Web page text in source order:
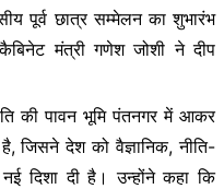
e
पूर्व छात्र सम्मेलन का शुभारंभ
मंत्री गणेश जोशी ने दीप
की पावन भूमि पंतनगर में आकर
जिसने देश को वैज्ञानिक, नीति-
नई दिशा दी है। उन्होंने कहा कि